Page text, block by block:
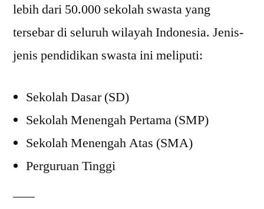
lebih dari 50.000 sekolah swasta yang
tersebar di seluruh wilayah Indonesia. Jenis-
jenis pendidikan swasta ini meliputi:
Sekolah Dasar (SD)
Sekolah Menengah Pertama (SMP)
Sekolah Menengah Atas (SMA)
Perguruan Tinggi